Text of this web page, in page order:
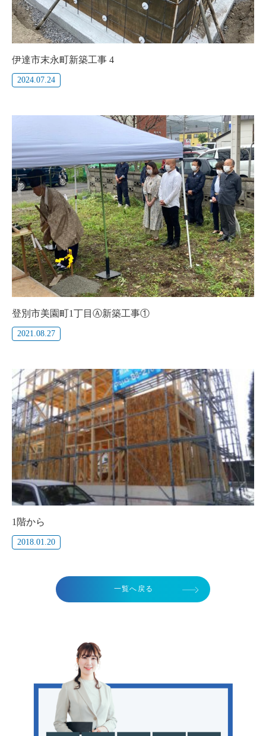
伊達市末永町新築工事 4
2024.07.24
登別市美園町1丁目Ⓐ新築工事①
2021.08.27
1階から
2018.01.20
一覧へ戻る